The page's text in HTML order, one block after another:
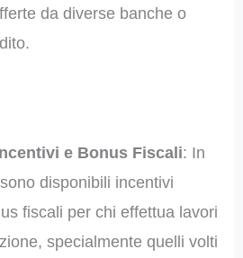
da diverse banche o
e Bonus Fiscali: In
disponibili incentivi
fiscali per chi effettua lavori
specialmente quelli volti